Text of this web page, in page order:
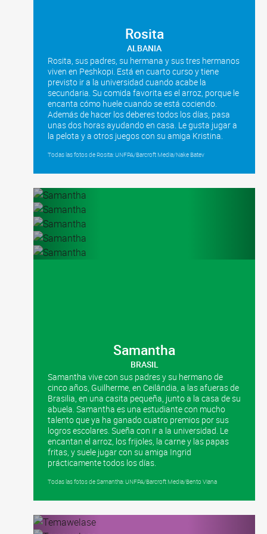
Rosita
ALBANIA
Rosita, sus padres, su hermana y sus tres hermanos
viven en Peshkopi. Está en cuarto curso y tiene
previsto ir a la universidad cuando acabe la
secundaria. Su comida favorita es el arroz, porque le
encanta cómo huele cuando se está cociendo.
Además de hacer los deberes todos los días, pasa
unas dos horas ayudando en casa. Le gusta jugar a
la pelota y a otros juegos con su amiga Kristina.
Todas las fotos de Rosita: UNFPA/Barcroft Media/Nake Batev
Samantha
BRASIL
Samantha vive con sus padres y su hermano de
cinco años, Guilherme, en Ceilândia, a las afueras de
Brasilia, en una casita pequeña, junto a la casa de su
abuela. Samantha es una estudiante con mucho
talento que ya ha ganado cuatro premios por sus
logros escolares. Sueña con ir a la universidad. Le
encantan el arroz, los frijoles, la carne y las papas
fritas, y suele jugar con su amiga Ingrid
prácticamente todos los días.
Todas las fotos de Samantha: UNFPA/Barcroft Media/Bento Viana